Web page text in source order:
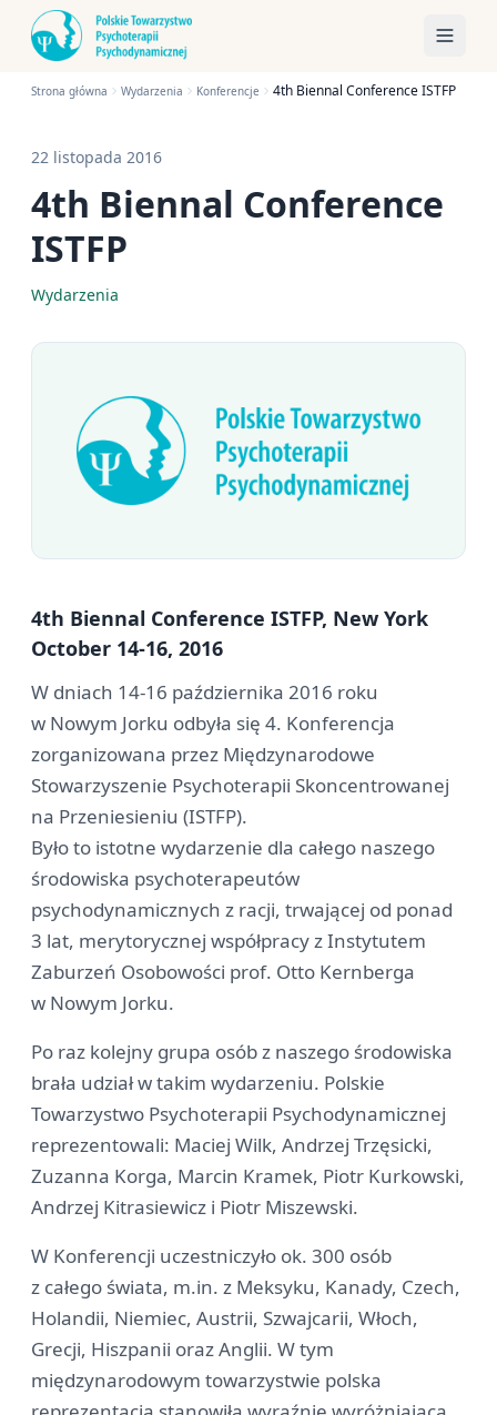
Strona główna Wydarzenia Konferencje 4th Biennal Conference ISTFP
22 listopada 2016
4th Biennal Conference
ISTFP
Wydarzenia
4th Biennal Conference ISTFP, New York
October 14­-16, 2016
W dniach 14-16 października 2016 roku
w Nowym Jorku odbyła się 4. Konferencja
zorganizowana przez Międzynarodowe
Stowarzyszenie Psychoterapii Skoncentrowanej
na Przeniesieniu (ISTFP).
Było to istotne wydarzenie dla całego naszego
środowiska psychoterapeutów
psychodynamicznych z racji, trwającej od ponad
3 lat, merytorycznej współpracy z Instytutem
Zaburzeń Osobowości prof. Otto Kernberga
w Nowym Jorku.
Po raz kolejny grupa osób z naszego środowiska
brała udział w takim wydarzeniu. Polskie
Towarzystwo Psychoterapii Psychodynamicznej
reprezentowali: Maciej Wilk, Andrzej Trzęsicki,
Zuzanna Korga, Marcin Kramek, Piotr Kurkowski,
Andrzej Kitrasiewicz i Piotr Miszewski.
W Konferencji uczestniczyło ok. 300 osób
z całego świata, m.in. z Meksyku, Kanady, Czech,
Holandii, Niemiec, Austrii, Szwajcarii, Włoch,
Grecji, Hiszpanii oraz Anglii. W tym
międzynarodowym towarzystwie polska